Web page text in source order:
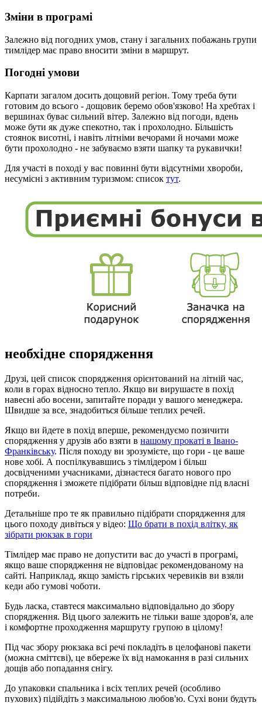
Зміни в програмі
Залежно від погодних умов, стану і загальних побажань групи
тимлідер має право вносити зміни в маршрут.
Погодні умови
Карпати загалом досить дощовий регіон. Тому треба бути
готовим до всього - дощовик беремо обов'язково! На хребтах і
вершинах буває сильний вітер. Залежно від погоди, вдень
може бути як дуже спекотно, так і прохолодно. Більшість
стоянок висотні, і навіть літніми вечорами й ночами може
бути прохолодно - не забуваємо взяти шапку та рукавички!
Для участі в поході у вас повинні бути відсутніми хвороби,
несумісні з активним туризмом: список тут.
необхідне спорядження
Друзі, цей список спорядження орієнтований на літній час,
коли в горах відносно тепло. Якщо ви вирушаєте в похід
навесні або восени, запитайте поради у вашого менеджера.
Швидше за все, знадобиться більше теплих речей.
Якщо ви йдете в похід вперше, рекомендуємо позичити
спорядження у друзів або взяти в нашому прокаті в Івано-
Франківську. Після походу ви зрозумієте, що гори - це ваше
нове хобі. А поспілкувавшись з тімлідером і більш
досвідченими учасниками, дізнаєтеся багато нового про
спорядження і зможете підібрати більш відповідне під власні
потреби.
Детальніше про те як правильно підібрати спорядження для
цього походу дивіться у відео: Що брати в похід влітку, як
зібрати рюкзак в гори
Тімлідер має право не допустити вас до участі в програмі,
якщо ваше спорядження не відповідає рекомендованому на
сайті. Наприклад, якщо замість гірських черевиків ви взяли
кеди або гумові чоботи.
Будь ласка, ставтеся максимально відповідально до збору
спорядження. Від цього залежить не тільки ваше здоров'я, але
і комфортне проходження маршруту групою в цілому!
Під час збору рюкзака всі речі покладіть в целофанові пакети
(можна сміттєві), це вбереже їх від намокання в разі сильних
дощів або попадання снігу.
До упаковки спальника і всіх теплих речей (особливо
пухових) підійдіть з максимальною любов'ю. Сухі вони будуть